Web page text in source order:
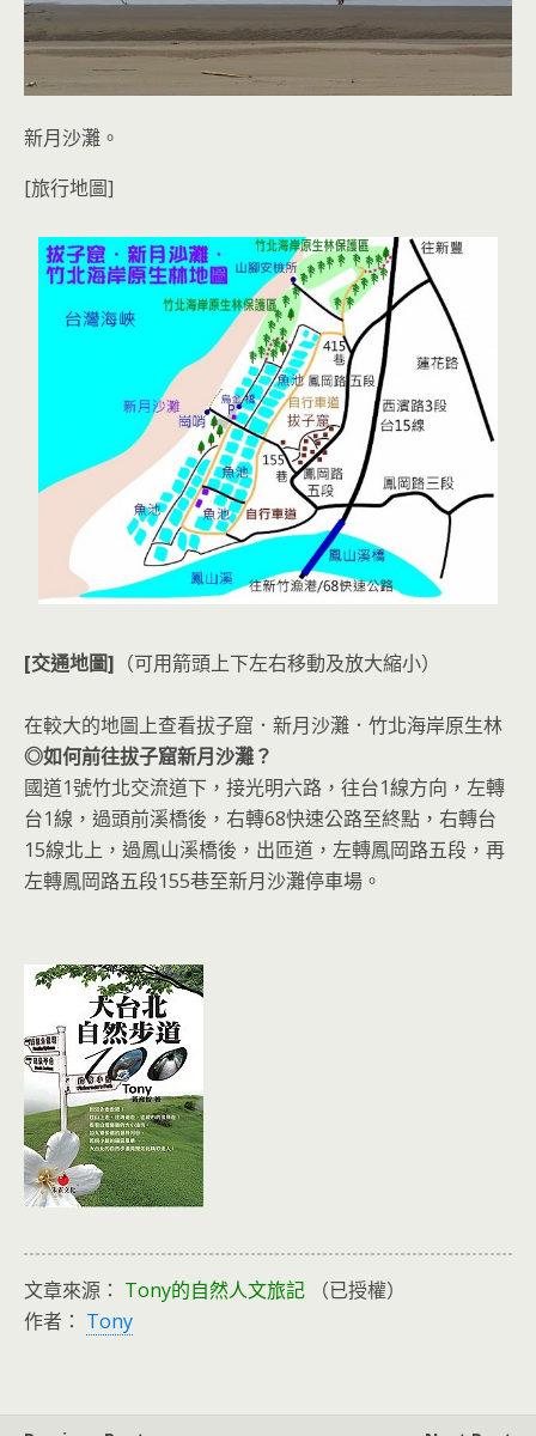
新月沙灘。
[旅行地圖]
[交通地圖] （可用箭頭上下左右移動及放大縮小）
在較大的地圖上查看拔子窟．新月沙灘．竹北海岸原生林
◎如何前往拔子窟新月沙灘？
國道1號竹北交流道下，接光明六路，往台1線方向，左轉
台1線，過頭前溪橋後，右轉68快速公路至終點，右轉台
15線北上，過鳳山溪橋後，出匝道，左轉鳳岡路五段，再
左轉鳳岡路五段155巷至新月沙灘停車場。
文章來源： Tony的自然人文旅記
（已授權）
作者： Tony